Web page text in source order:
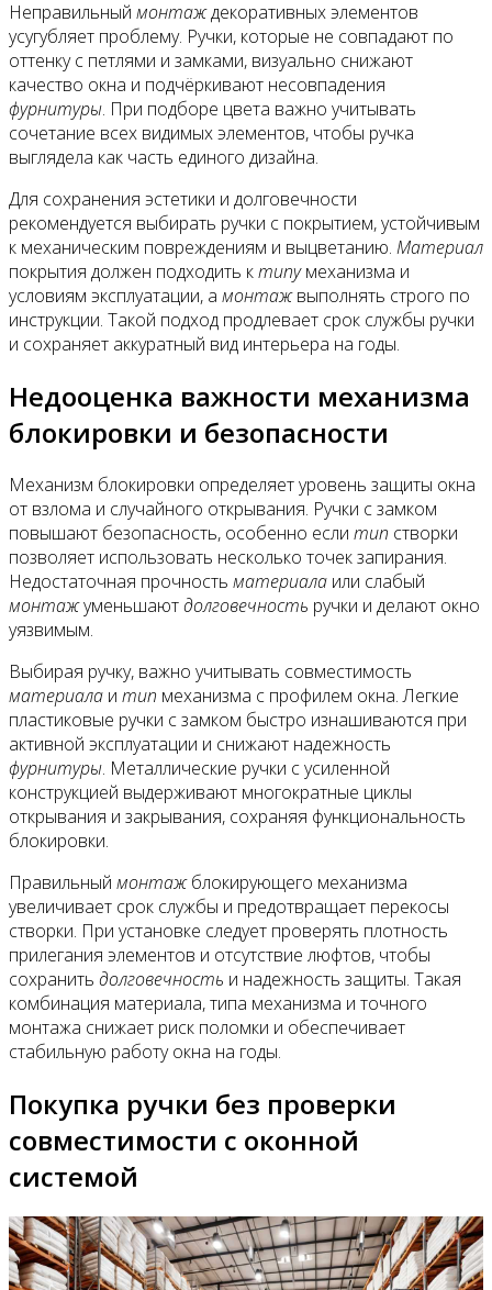
Неправильный монтаждекоративных элементов
усугубляет проблему. Ручки, которые не совпадают по
оттенку с петлями и замками, визуально снижают
качество окна и подчёркивают несовпадения
фурнитуры. При подборе цвета важно учитывать
сочетание всех видимых элементов, чтобы ручка
выглядела как часть единого дизайна.
Для сохранения эстетики и долговечности
рекомендуется выбирать ручки с покрытием, устойчивым
к механическим повреждениям и выцветанию. Материал
покрытия должен подходить ктипумеханизма и
условиям эксплуатации, а монтажвыполнять строго по
инструкции. Такой подход продлевает срок службы ручки
и сохраняет аккуратный вид интерьера на годы.
Недооценка важности механизма
блокировки и безопасности
Механизм блокировки определяет уровень защиты окна
от взлома и случайного открывания. Ручки с замком
повышают безопасность, особенно если тип створки
позволяет использовать несколько точек запирания.
Недостаточная прочность материала или слабый
монтажуменьшаютдолговечность ручки и делают окно
уязвимым.
Выбирая ручку, важно учитывать совместимость
материала и тип механизма с профилем окна. Легкие
пластиковые ручки с замком быстро изнашиваются при
активной эксплуатации и снижают надежность
фурнитуры. Металлические ручки с усиленной
конструкцией выдерживают многократные циклы
открывания и закрывания, сохраняя функциональность
блокировки.
Правильный монтажблокирующего механизма
увеличивает срок службы и предотвращает перекосы
створки. При установке следует проверять плотность
прилегания элементов и отсутствие люфтов, чтобы
сохранить долговечность и надежность защиты. Такая
комбинация материала, типа механизма и точного
монтажа снижает риск поломки и обеспечивает
стабильную работу окна на годы.
Покупка ручки без проверки
совместимости с оконной
системой